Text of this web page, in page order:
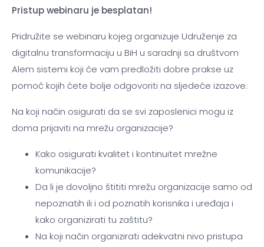
Pristup webinaru je besplatan!
Pridružite se webinaru kojeg organizuje Udruženje za
digitalnu transformaciju u BiH u saradnji sa društvom
Alem sistemi koji će vam predložiti dobre prakse uz
pomoć kojih ćete bolje odgovoriti na sljedeće izazove:
Na koji način osigurati da se svi zaposlenici mogu iz
doma prijaviti na mrežu organizacije?
Kako osigurati kvalitet i kontinuitet mrežne
komunikacije?
Da li je dovoljno štititi mrežu organizacije samo od
nepoznatih ili i od poznatih korisnika i uređaja i
kako organizirati tu zaštitu?
Na koji način organizirati adekvatni nivo pristupa